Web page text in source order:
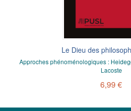
Le Dieu des
Approches phénoménologiques :
Lacoste
6,99 €